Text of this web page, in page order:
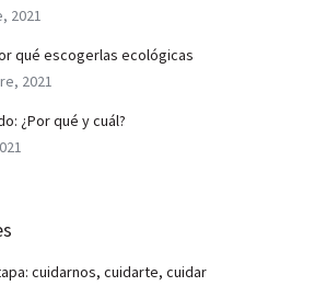
2021
qué escogerlas ecológicas
2021
¿Por qué y cuál?
cuidarnos, cuidarte, cuidar